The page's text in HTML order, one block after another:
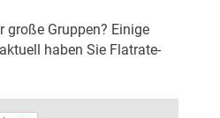
große Gruppen? Einige
haben Sie Flatrate-